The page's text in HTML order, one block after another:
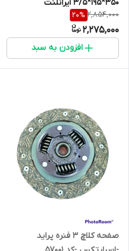
350*195*3/5 ایرانلنت
2,854,000
20%
2,275,000
افزودن به سبد
صفحه کلاچ 3 فنره پراید